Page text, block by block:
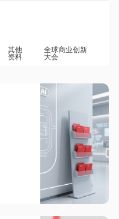
其他
资料
全球商业创新
大会